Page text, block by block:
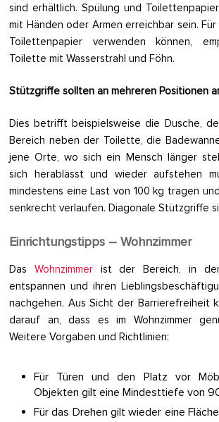
sind erhältlich. Spülung und
mit Händen oder Armen erreichbar sein.
Toilettenpapier verwenden können,
Toilette mit Wasserstrahl und Föhn.
Stützgriffe sollten an mehreren Positionen
Dies betrifft beispielsweise die Dusche,
Bereich neben der Toilette, die
jene Orte, wo sich ein Mensch länger
sich herablässt und wieder aufstehen
mindestens eine Last von 100 kg tragen
senkrecht verlaufen. Diagonale Stützgriffe
Einrichtungstipps – Wohnzimmer
Das Wohnzimmerist der Bereich, in
entspannen und ihren
nachgehen. Aus Sicht der Barrierefreiheit
darauf an, dass es im Wohnzimmer
Weitere Vorgaben und Richtlinien:
Für Türen und den Platz vor
Objekten gilt eine Mindesttiefe von
Für das Drehen gilt wieder eine